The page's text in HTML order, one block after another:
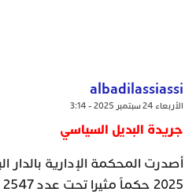
albadilassiassi
الأربعاء 24 سبتمبر 2025 - 3:14
جريدة البديل السياسي